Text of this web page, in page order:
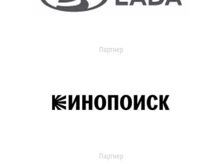
Партнер
Партнер